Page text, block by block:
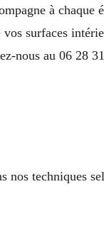
à chaque
surfaces
nous au 06 28
nos techniques